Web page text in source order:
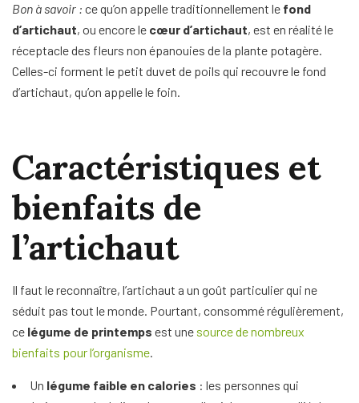
Bon à savoir : ce qu’on appelle traditionnellement le fond
d’artichaut, ou encore le cœur d’artichaut, est en réalité le
réceptacle des fleurs non épanouies de la plante potagère.
Celles-ci forment le petit duvet de poils qui recouvre le fond
d’artichaut, qu’on appelle le foin.
Caractéristiques et
bienfaits de
l’artichaut
Il faut le reconnaître, l’artichaut a un goût particulier qui ne
séduit pas tout le monde. Pourtant, consommé régulièrement,
ce légume de printemps est une source de nombreux
bienfaits pour l’organisme.
Un légume faible en calories : les personnes qui